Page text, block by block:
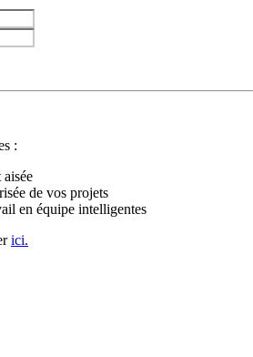
:
de vos projets
en équipe intelligentes
ici.